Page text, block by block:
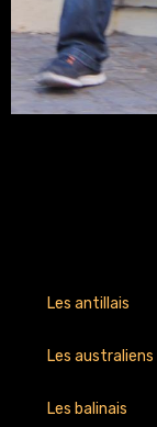
Les antillais
Les australiens
Les balinais